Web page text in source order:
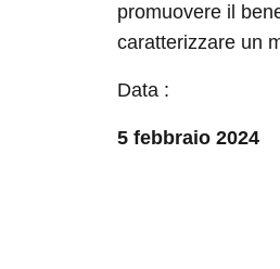
promuovere il
caratterizzare un
Data :
5 febbraio 2024